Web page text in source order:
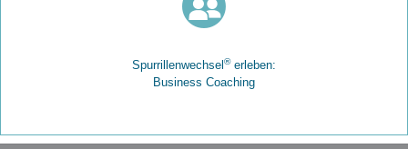
Spurrillenwechsel ®erleben:
Business Coaching